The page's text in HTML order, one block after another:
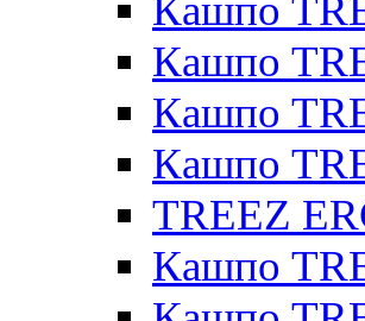
Кашпо
Кашпо
Кашпо
TREEZ
Кашпо